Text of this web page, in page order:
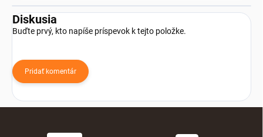
Diskusia
Buďte prvý, kto napíše príspevok k tejto položke.
Pridať komentár